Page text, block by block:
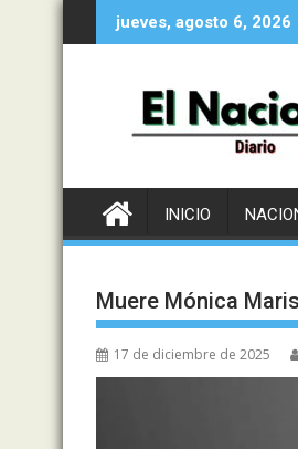
al
jueves, agosto 6, 2026
INICIO
Muere Mónica
17 de diciembre de 2025